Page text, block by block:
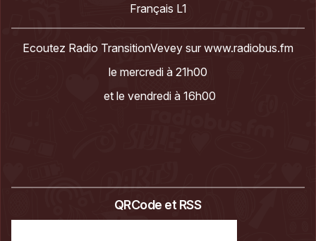
Français L1
Ecoutez Radio TransitionVevey sur www.radiobus.fm
le mercredi à 21h00
et le vendredi à 16h00
QRCode et RSS